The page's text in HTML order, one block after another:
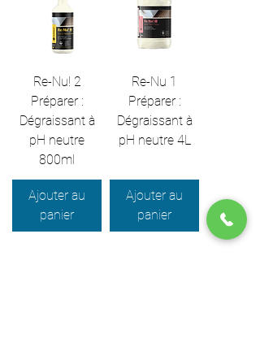
Re-Nu! 2
Préparer :
Dégraissant à
pH neutre
800ml
Ajouter au
panier
Re-Nu 1
Préparer :
Dégraissant à
pH neutre 4L
Ajouter au
panier